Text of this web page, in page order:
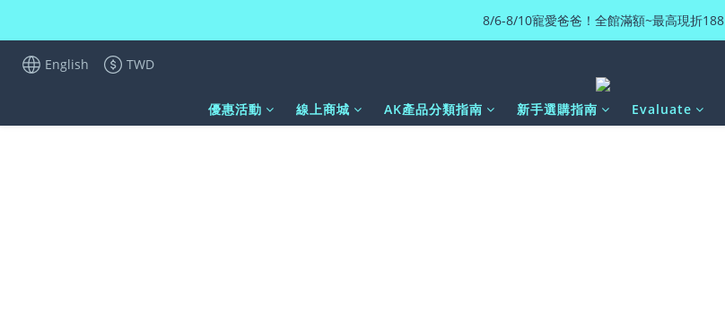
8/6-8/10寵愛爸爸！全館滿額~最高現折188
English TWD
優惠活動 線上商城 AK產品分類指南 新手選購指南 Evaluate